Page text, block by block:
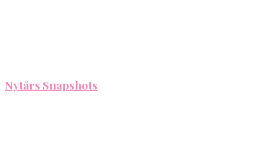
Nytårs Snapshots